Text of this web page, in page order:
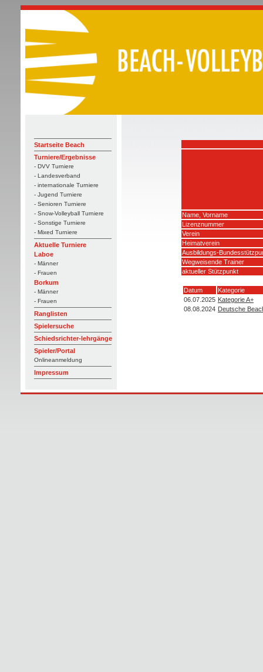
Startseite Beach
Turniere/Ergebnisse
- DVV Turniere
- Landesverband
- internationale Turniere
- Jugend Turniere
- Senioren Turniere
- Snow-Volleyball Turniere
- Sonstige Turniere
- Mixed Turniere
Aktuelle Turniere
Laboe
- Männer
- Frauen
Borkum
- Männer
- Frauen
Ranglisten
Spielersuche
Schiedsrichter-lehrgänge
Spieler/Portal
Onlineanmeldung
Impressum
Name, Vorname
Lizenznummer
Verein
Heimatverein
Ausbildungs-
Wegweisende Trainer
aktueller Stützpunkt
Datum
Kategorie
06.07.2025 Kategorie A+
08.08.2024 Deutsche